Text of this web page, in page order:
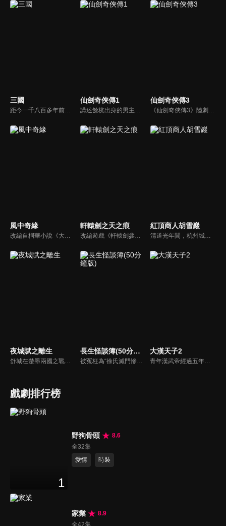
三國
距今一千八百多年前，漢帝國衰敗積重難返，長安城內董卓荒淫無度、濫殺無辜，引起舉國義憤，而以曹操為首殲滅董卓，造就了群雄割據，至赤壁之戰後三國鼎立，再到司馬氏篡魏，天下歸晉為止，這個英雄輩出、波瀾壯闊的大傳奇時代終於結束。而其中的英雄人物和動人故事，仍被傳頌至今。
仙劍奇俠傳1
講述餘杭出身的男主人公李逍遙（胡歌）因機緣巧合結識流落中原的南詔公主趙靈兒（劉亦菲），在護送其回苗疆尋母的旅途中斬妖除魔、歷經艱險，最終合力擊敗控制南詔國的拜月教主，解救了國家和人民。
仙劍奇俠傳3
《仙劍奇俠傳3》陸劇線上看。講述了男主人公景天夢想成為蜀山大俠，為了協助蜀山派封印鎖妖塔，他與唐雪見、徐長卿等人一同展開尋找五顆靈珠的冒險之旅，期間歷經艱險，最終卻引出了眾人意想不到的前世今生和愛恨糾葛。
風中奇緣
改編自桐華小說《大漠謠》。被狼群撫養長大的女孩兒莘月（劉詩詩），遇見從建安來的莫循（胡歌）和衛無忌（彭于晏）。在兩人的影響下，改名為莘月，踏上了建安。莫循溫文爾雅，莘月對他情根深種；另一方面，英姿勃發的將軍衛無忌對莘月一片癡情。莘月面對兩個痴心付出的男人心中煎熬，她會如何抉擇呢…
軒轅劍之天之痕
改編遊戲《軒轅劍參外傳-天之痕》。宇文拓和陳靖仇皆為亡國皇子，本為死仇的兩人，在因緣際會之下成為生死之交，共同踏上尋找昆侖鏡、女媧石、神農鼎、崆峒印、伏羲琴等五神器的旅程，更一路結交好友進而得到真愛。不料在魔王的操控下，宇文拓背叛好友，失去一切...
紅頂商人胡雪巖
清道光年間，杭州城內信和錢莊的夥計胡雪巖在中秋節前夕來找徐瘋子要賬，不料，走投無路的徐瘋子自殺身亡，胡雪巖同情孤寡一生的徐瘋子，料理他的後事，反被人誤傳是他逼死了徐瘋子；漕幫首領七姑娘曾受恩於徐瘋子，聞訊欲為報仇，將胡雪巖抓到，要把他扔入湖中，船家女羅四見到，叫人將胡雪巖救下...
夜城賦之離生
舒城在楚墨兩國之戰中落敗，並成為了墨國五皇女莫茴的魂器。失去自我意識的舒城跟隨姐姐莫茹回到墨國，面對失而復得的妹妹，莫茹欣喜又憂慮。為了保護親人和國家她棄醫從戎，甚至為了保護莫茴不惜被砍掉一條手臂，然而這一切都阻擋不了局勢的動盪不安...
長生怪談簿(50分鐘版)
被冤枉為“徐氏滅門慘案”兇手的主人公在多年後深陷倖存者的複仇圈套，成功說服其共同對抗真兇，並找出真相的故事。整個故事發生在一個荒山客棧，眾人鬥智斗勇，一步步揭開每個人的秘密，還原案件本來面目。
大漢天子2
青年漢武帝經過五年執政，平息後宮勢力、抗拒外患入侵、粉碎政變陰謀，坐穩了皇帝寶座，正是開展雄才大略之時。能臣汲黯受到賞識，並引薦另一位奇才主父偃，漢武帝視其張固再世，委以重任。國力強盛使漢武帝屢屢北伐外族，只是規模巨大的戰爭使漢室逐漸捉襟見肘，諸侯勢力蠢蠢欲動。
戲劇排行榜
1
野狗骨頭
8.6
全32集
愛情
時裝
家業
8.9
全42集